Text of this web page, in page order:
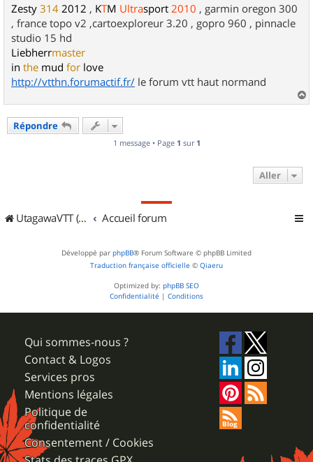
Zesty 314 2012 , KTM Ultrasport 2010 , garmin oregon 300
, france topo v2 ,cartoexploreur 3.20 , gopro 960 , pinnacle
studio 15 hd
Liebherrmaster
in the mud for love
http://vtthn.forumactif.fr/ le forum vtt haut normand
a
Répondre
1 message • Page 1 sur 1
Aller
UtagawaVTT (Randos VTT et VTTAE avec traces GPS) Accueil forum
Développé par phpBB® Forum Software © phpBB Limited
Traduction française officielle © Qiaeru
Optimized by: phpBB SEO
Confidentialité | Conditions
Qui sommes-nous ?
Contact & Logos
Services pros
Mentions légales
Politique de
confidentialité
Consentement / Cookies